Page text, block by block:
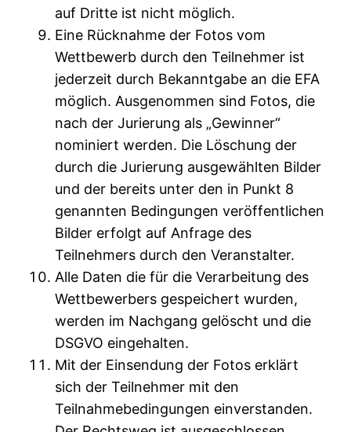
auf Dritte ist nicht möglich.
Eine Rücknahme der Fotos vom
Wettbewerb durch den Teilnehmer ist
jederzeit durch Bekanntgabe an die EFA
möglich. Ausgenommen sind Fotos, die
nach der Jurierung als „Gewinner“
nominiert werden. Die Löschung der
durch die Jurierung ausgewählten Bilder
und der bereits unter den in Punkt 8
genannten Bedingungen veröffentlichen
Bilder erfolgt auf Anfrage des
Teilnehmers durch den Veranstalter.
Alle Daten die für die Verarbeitung des
Wettbewerbers gespeichert wurden,
werden im Nachgang gelöscht und die
DSGVO eingehalten.
Mit der Einsendung der Fotos erklärt
sich der Teilnehmer mit den
Teilnahmebedingungen einverstanden.